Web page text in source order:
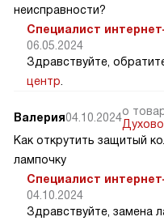
неисправности?
Специалист
06.05.2024
Здравствуйте,
центр
Валерия04.10.2024о
Как открутить защитый
лампочку
Специалист
04.10.2024
Здравствуйте, замена